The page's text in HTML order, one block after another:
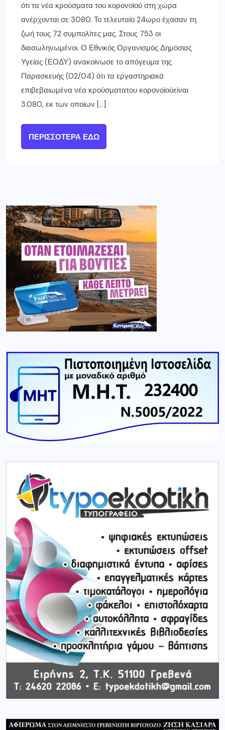
ότι τα νέα κρούσματα του κορονοϊού στη χώρα
ανέρχονται σε 3080. Το τελευταίο 24ωρο έχασαν τη
ζωή τους 72 συμπολίτες μας. Στους 753 οι
διασωληνωμένοι. Ο Εθνικός Οργανισμός Δημόσιας
Υγείας (ΕΟΔΥ) ανακοίνωσε το απόγευμα της
Παρασκευής (02/04) ότι τα εργαστηριακά
επιβεβαιωμένα νέα κρούσματατου κορονοϊούείναι
3.080, εκ των οποίων […]
ΠΕΡΙΣΣΌΤΕΡΑ ΕΔΏ